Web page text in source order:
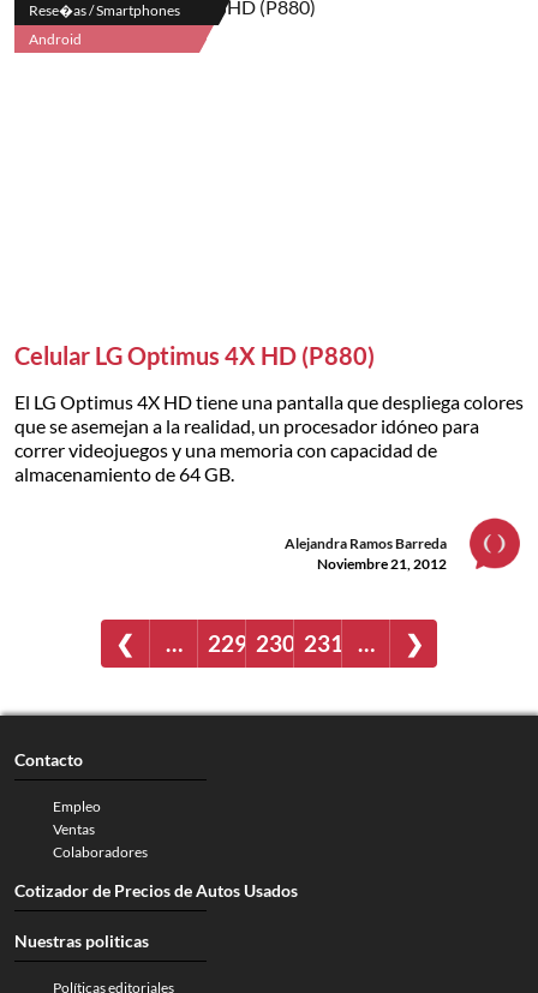
Rese�as / Smartphones
Android
Celular LG Optimus 4X HD (P880)
El LG Optimus 4X HD tiene una pantalla que despliega colores
que se asemejan a la realidad, un procesador idóneo para
correr videojuegos y una memoria con capacidad de
almacenamiento de 64 GB.
Alejandra Ramos Barreda
Noviembre 21, 2012
❮ … 229 230 231 … ❯
Contacto
Empleo
Ventas
Colaboradores
Cotizador de Precios de Autos Usados
Nuestras politicas
Políticas editoriales